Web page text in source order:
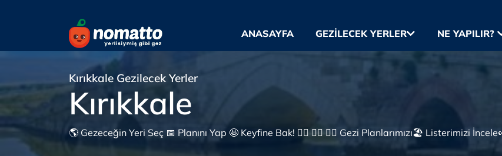
ANASAYFA GEZILECEK YERLER NE YAPILIR?
Kırıkkale Gezilecek Yerler
Kırıkkale
🌎 Gezeceğin Yeri Seç 📅 Planını Yap 🤩 Keyfine Bak! 👇🏼 👇🏼 👇🏼 Gezi Planlarımızı🏖 Listerimizi